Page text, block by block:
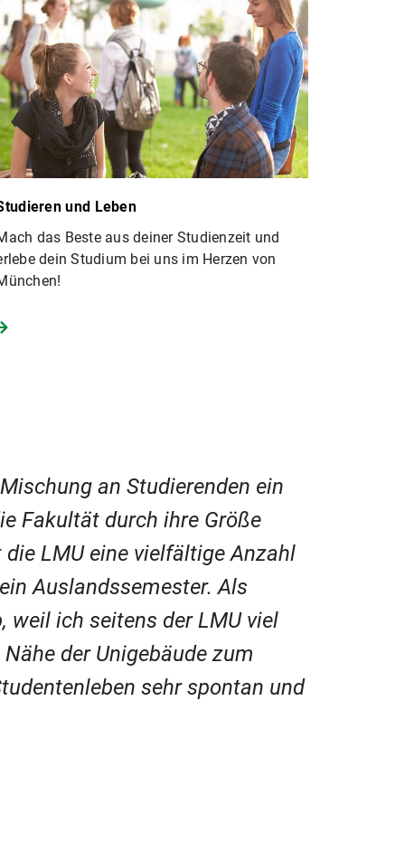
und Leben
das Beste aus deiner Studienzeit und
dein Studium bei uns im Herzen von
an Studierenden ein
Fakultät durch ihre Größe
LMU eine vielfältige Anzahl
Auslandssemester. Als
weil ich seitens der LMU viel
der Unigebäude zum
sehr spontan und